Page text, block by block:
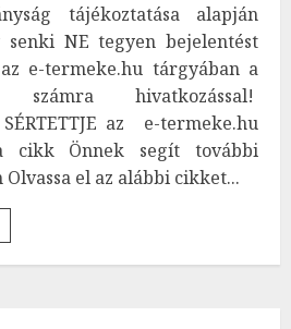
tájékoztatása alapján
NE tegyen bejelentést
e-termeke.hu tárgyában a
számra hivatkozással!
az e-termeke.hu
cikk Önnek segít további
el az alábbi cikket...